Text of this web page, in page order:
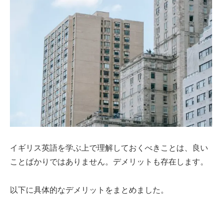
イギリス英語を学ぶ上で理解しておくべきことは、良い
ことばかりではありません。デメリットも存在します。
以下に具体的なデメリットをまとめました。